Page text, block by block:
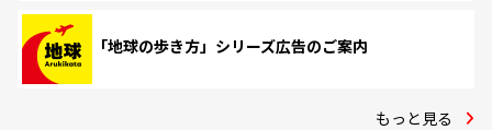
「地球の歩き方」シリーズ広告のご案内
もっと見る